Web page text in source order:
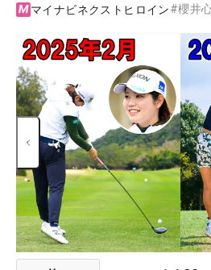
マイナビネクストヒロイン#櫻井